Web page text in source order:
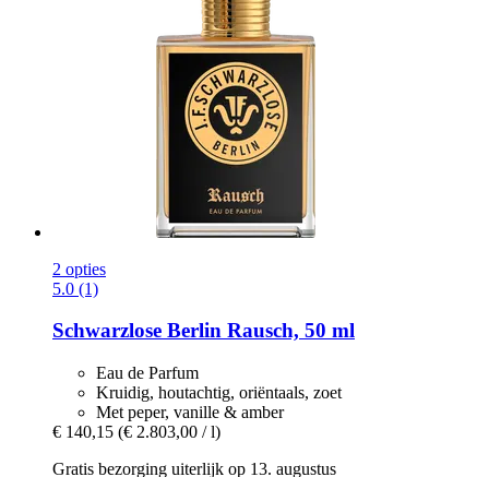
2 opties
5.0 (1)
Schwarzlose Berlin Rausch, 50 ml
Eau de Parfum
Kruidig, houtachtig, oriëntaals, zoet
Met peper, vanille & amber
€ 140,15 (€ 2.803,00 / l)
Gratis bezorging uiterlijk op 13. augustus